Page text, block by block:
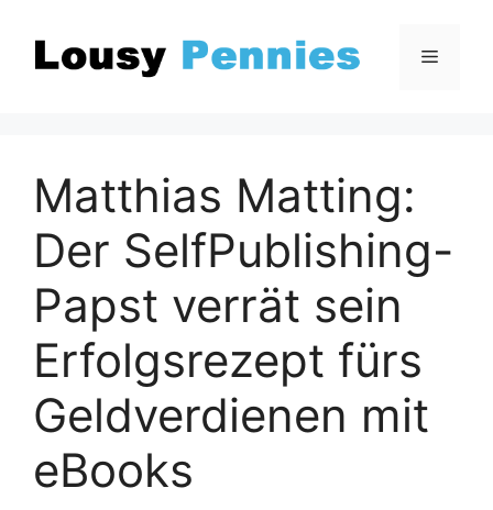
Inhalt
springen
Menü
Matthias Matting:
Der SelfPublishing-
Papst verrät sein
Erfolgsrezept fürs
Geldverdienen mit
eBooks